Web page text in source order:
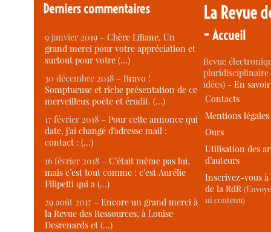
Derniers commentaires
9 janvier 2019 –Chère Liliane, Un
grand merci pour votre appréciation et
surtout pour votre (…)
30 décembre 2018 –Bravo !
Somptueuse et riche présentation de ce
merveilleux poète et érudit. (…)
17 février 2018 –Pour cette annonce qui
date, j’ai changé d’adresse mail :
contact : (…)
16 février 2018 –C’était même pas lui,
mais c’est tout comme : c’est Aurélie
Filipetti qui a (…)
29 août 2017 –Encore un grand merci à
la Revue des Ressources, à Louise
Desrenards et (…)
La Revue
-Accueil
Revue
idées) -En
Contacts
Mentions légales
Ours
Utilisation des
d’auteurs
Inscrivez-vous
de la RdR
ni contenu)